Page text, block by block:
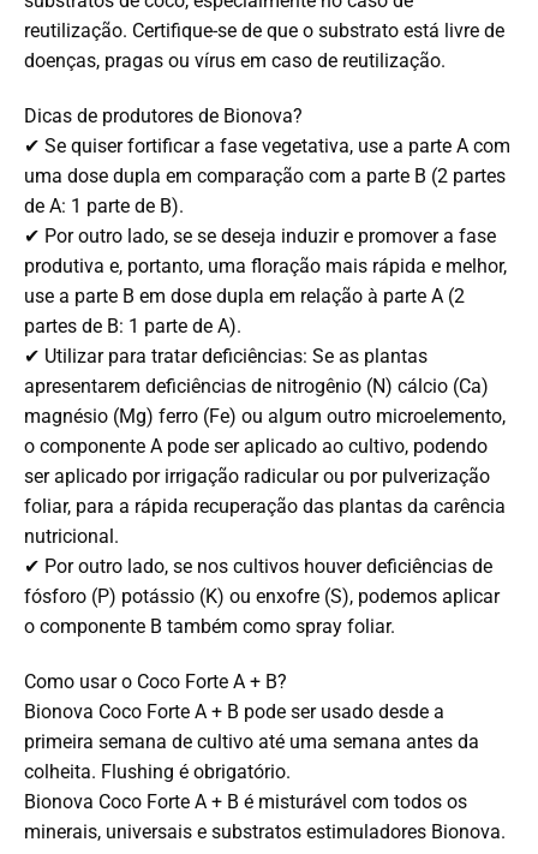
reutilização. Certifique-se de que o substrato está livre de
doenças, pragas ou vírus em caso de reutilização.
Dicas de produtores de Bionova?
✔ Se quiser fortificar a fase vegetativa, use a parte A com
uma dose dupla em comparação com a parte B (2 partes
de A: 1 parte de B).
✔ Por outro lado, se se deseja induzir e promover a fase
produtiva e, portanto, uma floração mais rápida e melhor,
use a parte B em dose dupla em relação à parte A (2
partes de B: 1 parte de A).
✔ Utilizar para tratar deficiências: Se as plantas
apresentarem deficiências de nitrogênio (N) cálcio (Ca)
magnésio (Mg) ferro (Fe) ou algum outro microelemento,
o componente A pode ser aplicado ao cultivo, podendo
ser aplicado por irrigação radicular ou por pulverização
foliar, para a rápida recuperação das plantas da carência
nutricional.
✔ Por outro lado, se nos cultivos houver deficiências de
fósforo (P) potássio (K) ou enxofre (S), podemos aplicar
o componente B também como spray foliar.
Como usar o Coco Forte A + B?
Bionova Coco Forte A + B pode ser usado desde a
primeira semana de cultivo até uma semana antes da
colheita. Flushing é obrigatório.
Bionova Coco Forte A + B é misturável com todos os
minerais, universais e substratos estimuladores Bionova.